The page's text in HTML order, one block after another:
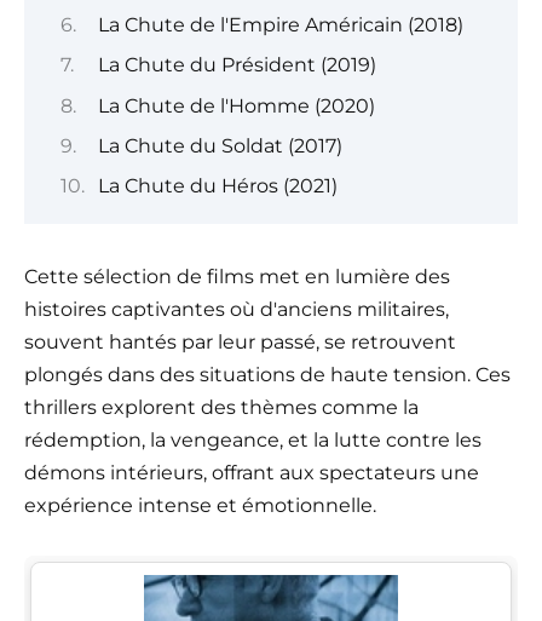
La Chute de l'Empire Américain (2018)
La Chute du Président (2019)
La Chute de l'Homme (2020)
La Chute du Soldat (2017)
La Chute du Héros (2021)
Cette sélection de films met en lumière des
histoires captivantes où d'anciens militaires,
souvent hantés par leur passé, se retrouvent
plongés dans des situations de haute tension. Ces
thrillers explorent des thèmes comme la
rédemption, la vengeance, et la lutte contre les
démons intérieurs, offrant aux spectateurs une
expérience intense et émotionnelle.